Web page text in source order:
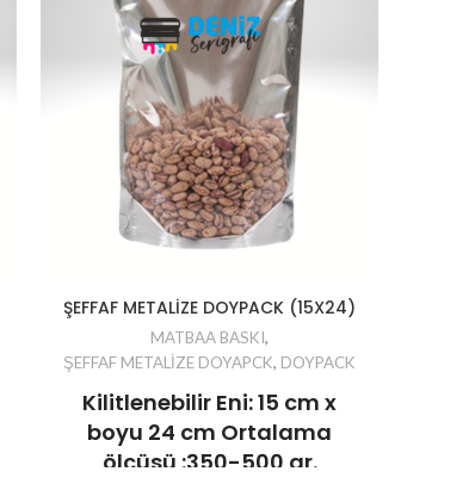
ŞEFFAF METALİZE DOYPACK (15X24)
MATBAA BASKI,
ŞEFFAF METALİZE DOYAPCK, DOYPACK
Kilitlenebilir Eni: 15 cm x
boyu 24 cm Ortalama
ölçüsü :350-500 gr.